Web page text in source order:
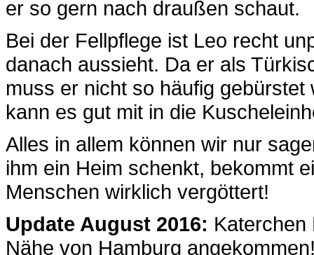
er so gern nach draußen schaut.
Bei der Fellpflege ist Leo recht
danach aussieht. Da er als
muss er nicht so häufig
kann es gut mit in die
Alles in allem können wir nur
ihm ein Heim schenkt, bekommt
Menschen wirklich vergöttert!
Update August 2016: Katerchen
Nähe von Hamburg